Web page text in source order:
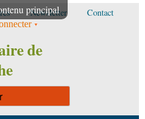
principal
Newsletter Contact
de